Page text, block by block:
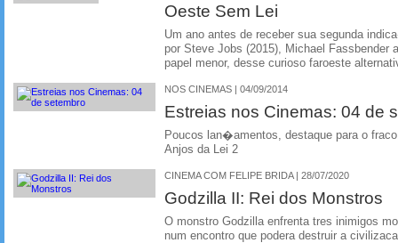
Oeste Sem Lei
Um ano antes de receber sua segunda
por Steve Jobs (2015), Michael Fassbender
papel menor, desse curioso faroeste
NOS CINEMAS | 04/09/2014
Estreias nos Cinemas: 04 de
Poucos lan�amentos, destaque para o
Anjos da Lei 2
CINEMA COM FELIPE BRIDA | 28/07/2020
Godzilla II: Rei dos Monstros
O monstro Godzilla enfrenta tres inimigos
num encontro que podera destruir a